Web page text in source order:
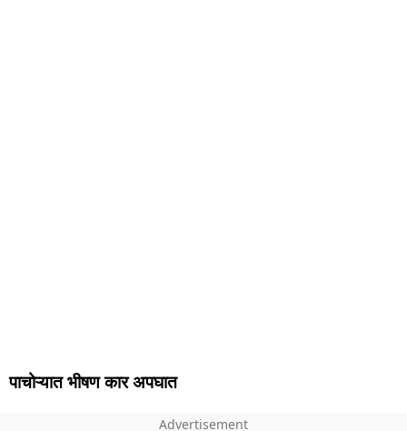
पाचोऱ्यात भीषण कार अपघात